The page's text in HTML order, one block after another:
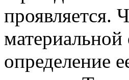
проявляется.
определение